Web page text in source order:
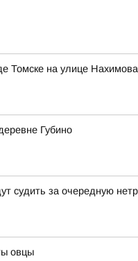
Томске на улице
Губино
судить за очередную
овцы